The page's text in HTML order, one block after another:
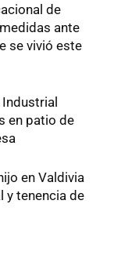
de
ante
se vivió este
en patio de
en Valdivia
y tenencia de